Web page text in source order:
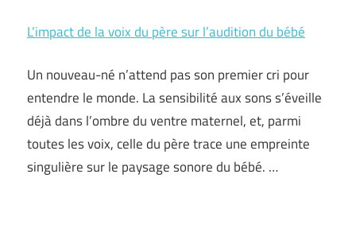
L’impact de la voix du père sur l’audition du bébé
Un nouveau-né n’attend pas son premier cri pour
entendre le monde. La sensibilité aux sons s’éveille
déjà dans l’ombre du ventre maternel, et, parmi
toutes les voix, celle du père trace une empreinte
singulière sur le paysage sonore du bébé. …